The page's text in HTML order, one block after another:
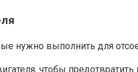
нужно выполнить для
чтобы